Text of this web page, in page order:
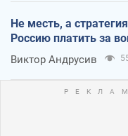
Не месть, а
Россию платить за
Виктор Андрусив